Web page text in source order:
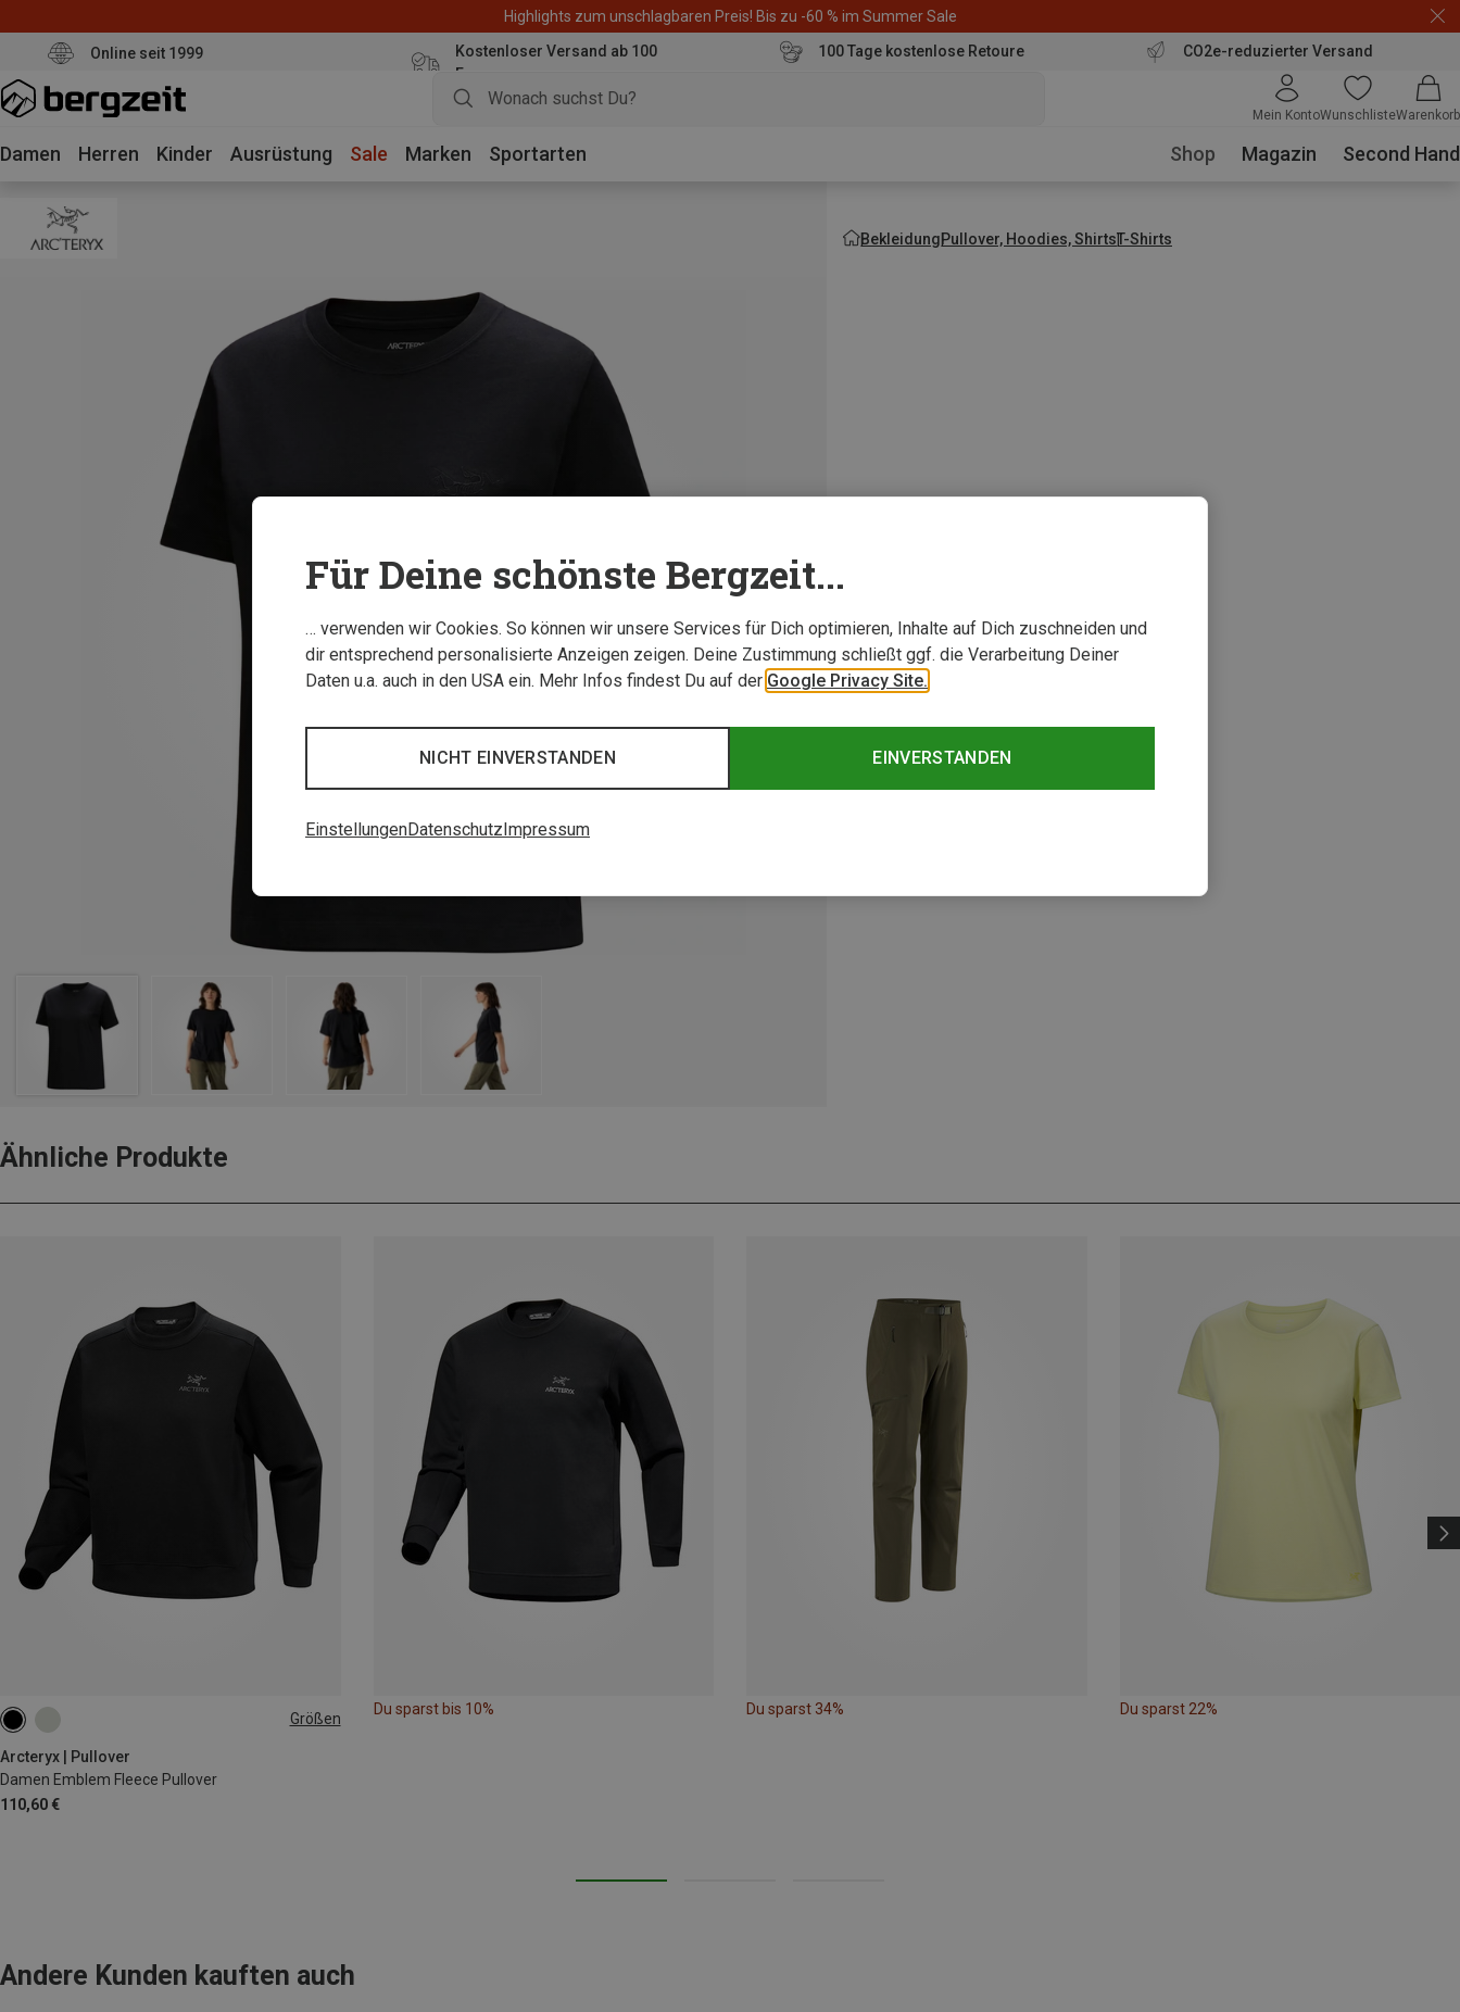
Highlights zum unschlagbaren Preis! Bis zu -60 % im Summer Sale
Online seit 1999
Kostenloser Versand ab 100
Euro
100 Tage kostenlose Retoure CO2e-reduzierter Versand
Mein KontoWunschlisteWarenkorb
Damen Herren Kinder Ausrüstung Sale Marken Sportarten Shop Magazin Second Hand
BekleidungPullover, Hoodies, ShirtsT-Shirts
Ähnliche Produkte
Größen
Arcteryx | Pullover
Damen Emblem Fleece Pullover
110,60 €
XS
Du sparst bis 10% Du sparst 34% Du sparst 22%
Andere Kunden kauften auch
Für Deine schönste Bergzeit...
… verwenden wir Cookies. So können wir unsere Services für Dich optimieren, Inhalte auf Dich zuschneiden und
dir entsprechend personalisierte Anzeigen zeigen. Deine Zustimmung schließt ggf. die Verarbeitung Deiner
Daten u.a. auch in den USA ein. Mehr Infos findest Du auf der Google Privacy Site.
EINVERSTANDEN
NICHT EINVERSTANDEN
EinstellungenDatenschutz Impressum